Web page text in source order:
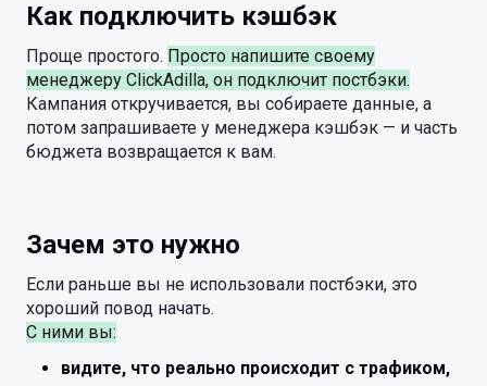
Как подключить кэшбэк
Проще простого. Просто напишите своему
менеджеру ClickAdilla, он подключит постбэки.
Кампания откручивается, вы собираете данные, а
потом запрашиваете у менеджера кэшбэк — и часть
бюджета возвращается к вам.
Зачем это нужно
Если раньше вы не использовали постбэки, это
хороший повод начать.
С ними вы:
видите, что реально происходит с трафиком,